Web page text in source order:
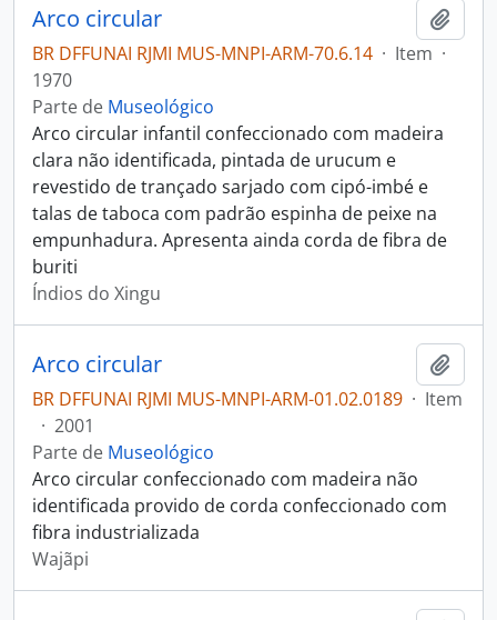
Arco circular
BR DFFUNAI RJMI MUS-MNPI-ARM-70.6.14 · Item ·
1970
Parte de Museológico
Arco circular infantil confeccionado com madeira
clara não identificada, pintada de urucum e
revestido de trançado sarjado com cipó-imbé e
talas de taboca com padrão espinha de peixe na
empunhadura. Apresenta ainda corda de fibra de
buriti
Índios do Xingu
Arco circular
BR DFFUNAI RJMI MUS-MNPI-ARM-01.02.0189 · Item
· 2001
Parte de Museológico
Arco circular confeccionado com madeira não
identificada provido de corda confeccionado com
fibra industrializada
Wajãpi